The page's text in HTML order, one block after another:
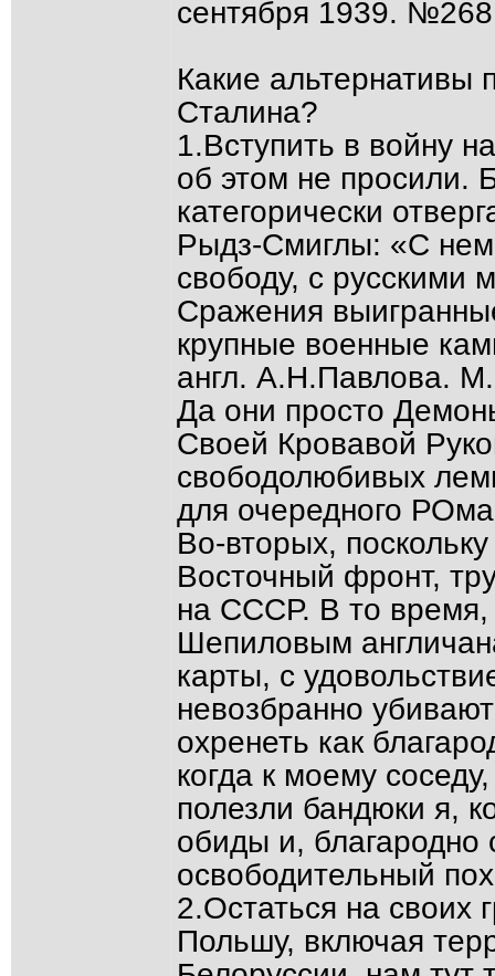
сентября 1939.
Какие альтернативы
Сталина?
1.Вступить в войну
об этом не просили.
категорически
Рыдз-Смиглы: «С
свободу, с
Сражения
крупные военные
англ. А.Н.Павлова.
Да они просто
Своей Кровавой
свободолюбивых
для очередного
Во-вторых,
Восточный фронт,
на СССР. В то время,
Шепиловым
карты, с
невозбранно
охренеть как
когда к моему
полезли бандюки я,
обиды и, благародно
освободительный
2.Остаться на своих
Польшу, включая